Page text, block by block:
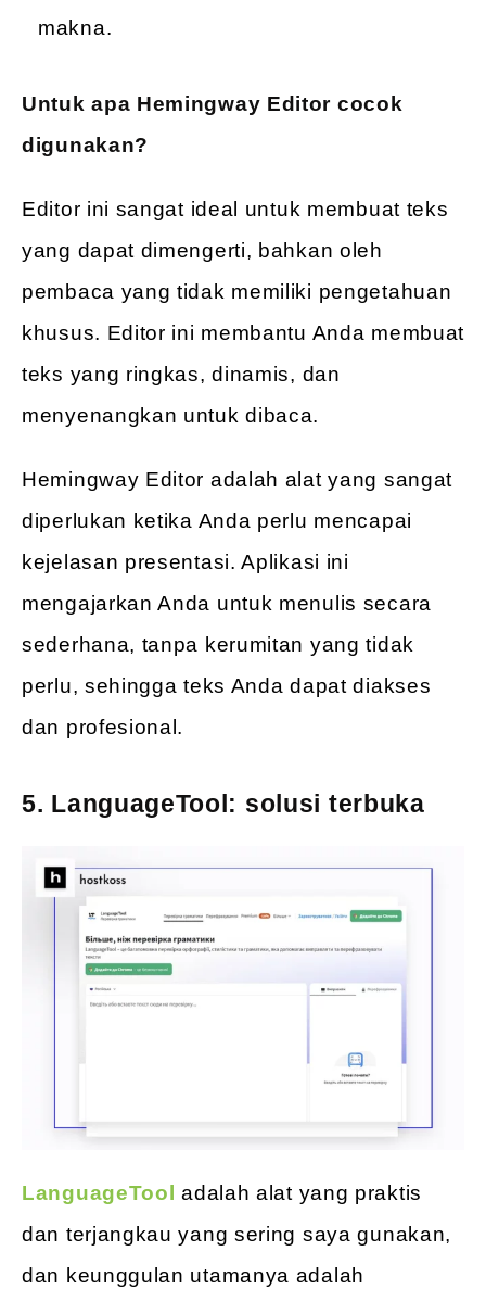
makna.
Untuk apa Hemingway Editor cocok
digunakan?
Editor ini sangat ideal untuk membuat teks
yang dapat dimengerti, bahkan oleh
pembaca yang tidak memiliki pengetahuan
khusus. Editor ini membantu Anda membuat
teks yang ringkas, dinamis, dan
menyenangkan untuk dibaca.
Hemingway Editor adalah alat yang sangat
diperlukan ketika Anda perlu mencapai
kejelasan presentasi. Aplikasi ini
mengajarkan Anda untuk menulis secara
sederhana, tanpa kerumitan yang tidak
perlu, sehingga teks Anda dapat diakses
dan profesional.
5. LanguageTool: solusi terbuka
LanguageTool
adalah alat yang praktis
dan terjangkau yang sering saya gunakan,
dan keunggulan utamanya adalah